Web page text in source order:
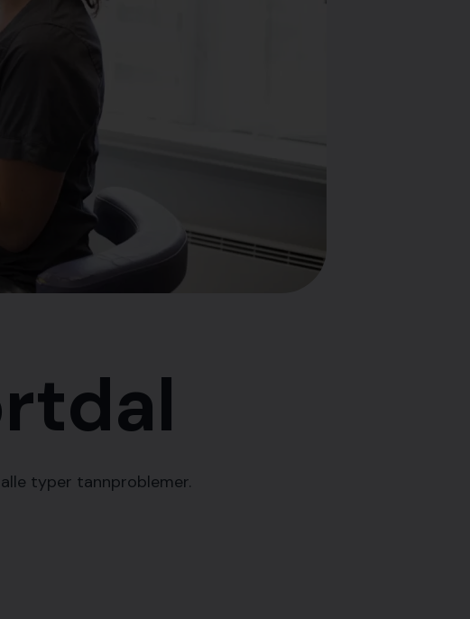
typer tannproblemer.